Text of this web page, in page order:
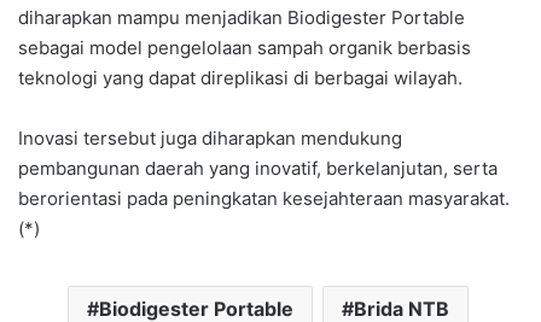
diharapkan mampu menjadikan Biodigester Portable
sebagai model pengelolaan sampah organik berbasis
teknologi yang dapat direplikasi di berbagai wilayah.
Inovasi tersebut juga diharapkan mendukung
pembangunan daerah yang inovatif, berkelanjutan, serta
berorientasi pada peningkatan kesejahteraan masyarakat.
(*)
Biodigester Portable Brida NTB